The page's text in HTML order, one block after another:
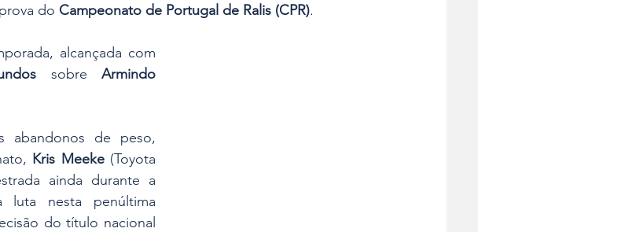
do Campeonato de Portugal de Ralis (CPR).
alcançada com
sobre Armindo
abandonos de peso,
Kris Meeke (Toyota
ainda durante a
luta nesta penúltima
do título nacional